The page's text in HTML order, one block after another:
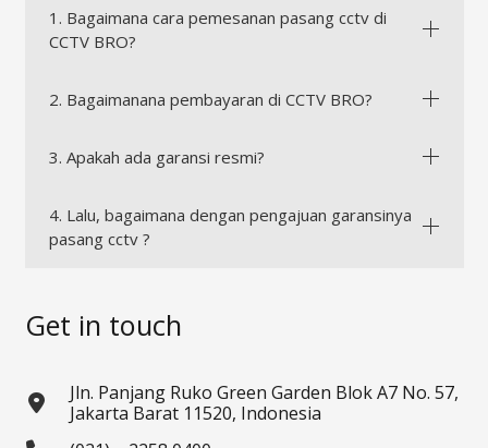
1. Bagaimana cara pemesanan pasang cctv di
CCTV BRO?
2. Bagaimanana pembayaran di CCTV BRO?
3. Apakah ada garansi resmi?
4. Lalu, bagaimana dengan pengajuan garansinya
pasang cctv ?
Get in touch
Jln. Panjang Ruko Green Garden Blok A7 No. 57,
Jakarta Barat 11520, Indonesia